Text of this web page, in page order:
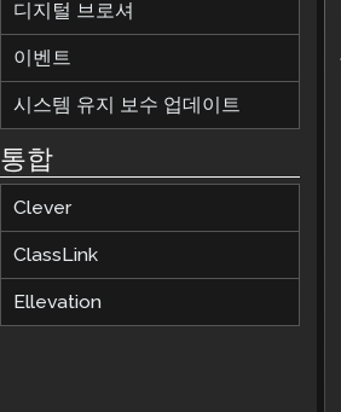
디지털 브로셔
이벤트
시스템 유지 보수 업데이트
통합
Clever
ClassLink
Ellevation